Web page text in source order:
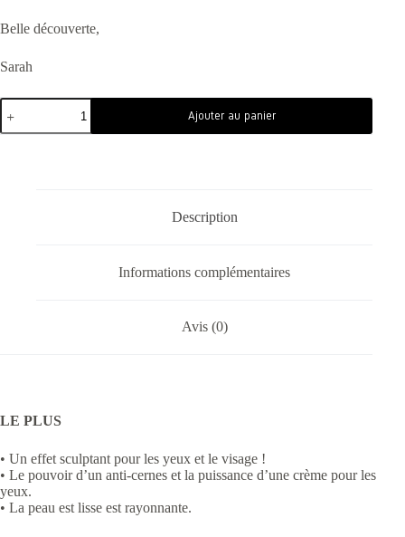
Belle découverte,
Sarah
Ajouter au panier
Description
Informations complémentaires
Avis (0)
LE PLUS
• Un effet sculptant pour les yeux et le visage !
• Le pouvoir d’un anti-cernes et la puissance d’une crème pour les
yeux.
• La peau est lisse est rayonnante.